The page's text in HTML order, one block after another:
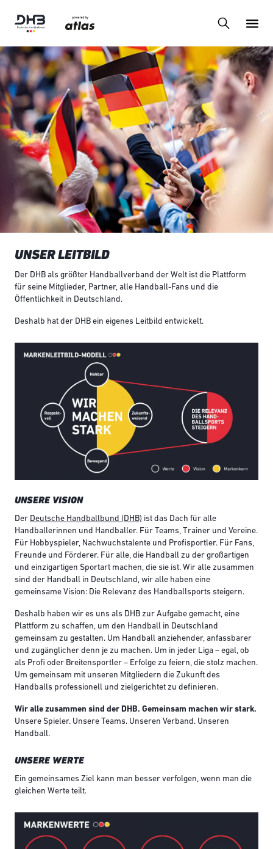
UNSER LEITBILD
Der DHB als größter Handballverband der Welt ist die Plattform
für seine Mitglieder, Partner, alle Handball-Fans und die
Öffentlichkeit in Deutschland.
Deshalb hat der DHB ein eigenes Leitbild entwickelt.
UNSERE VISION
Der Deutsche Handballbund (DHB) ist das Dach für alle
Handballerinnen und Handballer. Für Teams, Trainer und Vereine.
Für Hobbyspieler, Nachwuchstalente und Profisportler. Für Fans,
Freunde und Förderer. Für alle, die Handball zu der großartigen
und einzigartigen Sportart machen, die sie ist. Wir alle zusammen
sind der Handball in Deutschland, wir alle haben eine
gemeinsame Vision: Die Relevanz des Handballsports steigern.
Deshalb haben wir es uns als DHB zur Aufgabe gemacht, eine
Plattform zu schaffen, um den Handball in Deutschland
gemeinsam zu gestalten. Um Handball anziehender, anfassbarer
und zugänglicher denn je zu machen. Um in jeder Liga – egal, ob
als Profi oder Breitensportler – Erfolge zu feiern, die stolz machen.
Um gemeinsam mit unseren Mitgliedern die Zukunft des
Handballs professionell und zielgerichtet zu definieren.
Wir alle zusammen sind der DHB. Gemeinsam machen wir stark.
Unsere Spieler. Unsere Teams. Unseren Verband. Unseren
Handball.
UNSERE WERTE
Ein gemeinsames Ziel kann man besser verfolgen, wenn man die
gleichen Werte teilt.